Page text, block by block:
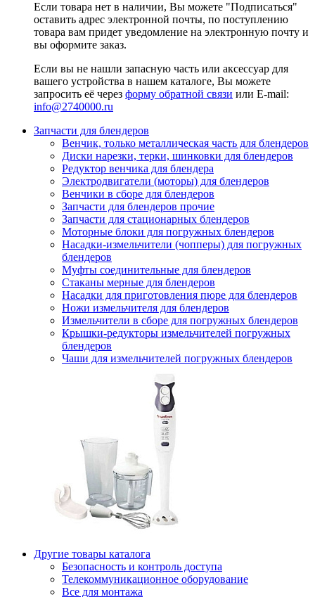
Если товара нет в наличии, Вы можете "Подписаться"
оставить адрес электронной почты, по поступлению
товара вам придет уведомление на электронную почту и
вы оформите заказ.
Если вы не нашли запасную часть или аксессуар для
вашего устройства в нашем каталоге, Вы можете
запросить её через форму обратной связи или E-mail:
info@2740000.ru
Запчасти для блендеров
Венчик, только металлическая часть для блендеров
Диски нарезки, терки, шинковки для блендеров
Редуктор венчика для блендера
Электродвигатели (моторы) для блендеров
Венчики в сборе для блендеров
Запчасти для блендеров прочие
Запчасти для стационарных блендеров
Моторные блоки для погружных блендеров
Насадки-измельчители (чопперы) для погружных
блендеров
Муфты соединительные для блендеров
Стаканы мерные для блендеров
Насадки для приготовления пюре для блендеров
Ножи измельчителя для блендеров
Измельчители в сборе для погружных блендеров
Крышки-редукторы измельчителей погружных
блендеров
Чаши для измельчителей погружных блендеров
Другие товары каталога
Безопасность и контроль доступа
Телекоммуникационное оборудование
Все для монтажа